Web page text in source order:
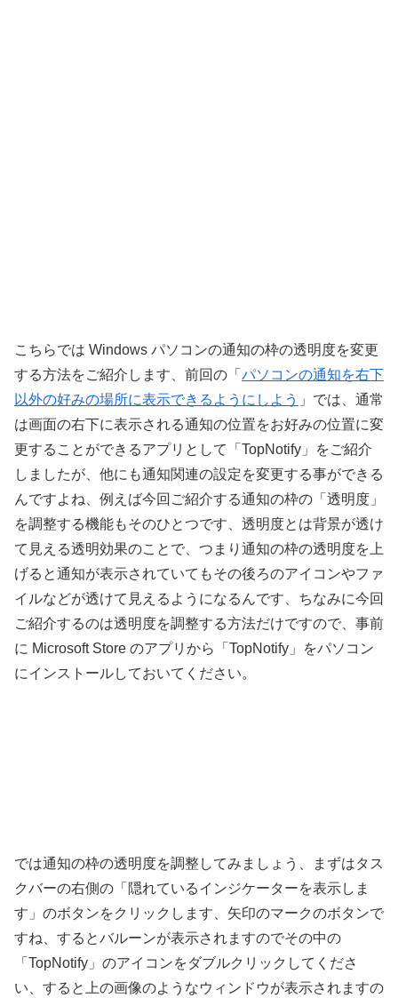
こちらでは Windows パソコンの通知の枠の透明度を変更
する方法をご紹介します、前回の「 パソコンの通知を右下
以外の好みの場所に表示できるようにしよう 」では、通常
は画面の右下に表示される通知の位置をお好みの位置に変
更することができるアプリとして「TopNotify」をご紹介
しましたが、他にも通知関連の設定を変更する事ができる
んですよね、例えば今回ご紹介する通知の枠の「透明度」
を調整する機能もそのひとつです、透明度とは背景が透け
て見える透明効果のことで、つまり通知の枠の透明度を上
げると通知が表示されていてもその後ろのアイコンやファ
イルなどが透けて見えるようになるんです、ちなみに今回
ご紹介するのは透明度を調整する方法だけですので、事前
に Microsoft Store のアプリから「TopNotify」をパソコン
にインストールしておいてください。
では通知の枠の透明度を調整してみましょう、まずはタス
クバーの右側の「隠れているインジケーターを表示しま
す」のボタンをクリックします、矢印のマークのボタンで
すね、するとバルーンが表示されますのでその中の
「TopNotify」のアイコンをダブルクリックしてくださ
い、すると上の画像のようなウィンドウが表示されますの